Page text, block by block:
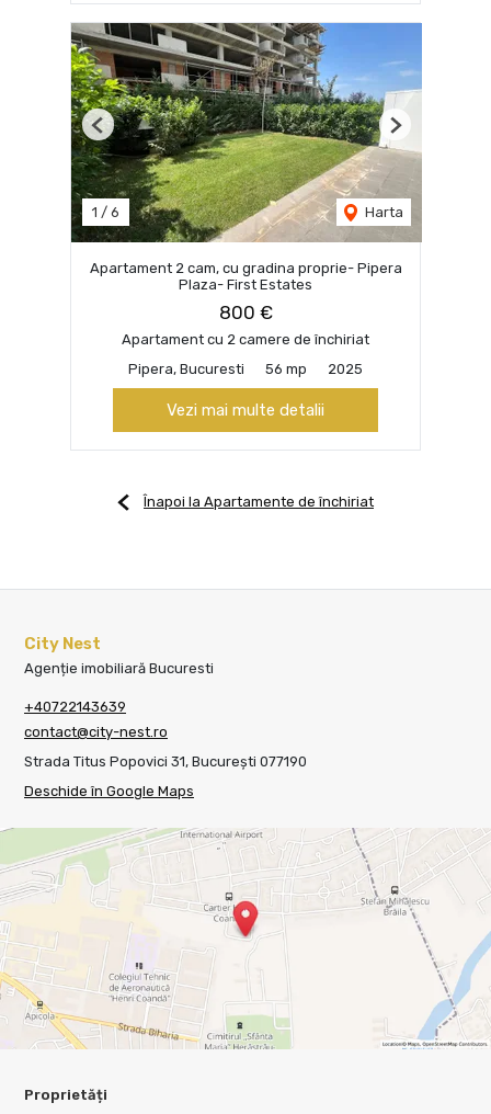
1 / 6 Harta
Previous Next
Apartament 2 cam, cu gradina proprie- Pipera
Plaza- First Estates
800 €
Apartament cu 2 camere de închiriat
Pipera, Bucuresti
56 mp 2025
Vezi mai multe detalii
Înapoi la Apartamente de închiriat
City Nest
Agenție imobiliară Bucuresti
+40722143639
contact@city-nest.ro
Strada Titus Popovici 31, București 077190
Deschide în Google Maps
Proprietăți